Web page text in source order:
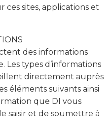
sites, applications et
des informations
Les types d’informations
directement auprès
éléments suivants ainsi
que DI vous
saisir et de soumettre à